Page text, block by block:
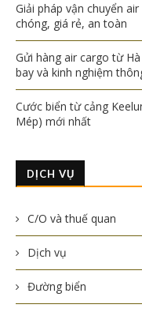
Giải pháp vận chuyển
chóng, giá rẻ, an toàn
Gửi hàng air cargo từ
bay và kinh nghiệm
Cước biển từ cảng
Mép) mới nhất
DỊCH VỤ
C/O và thuế quan
Dịch vụ
Đường biển